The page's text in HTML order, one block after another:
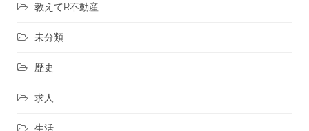
教えてR不動産
未分類
歴史
求人
生活